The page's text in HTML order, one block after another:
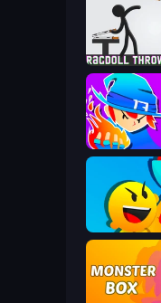
Magic Hands
Riot Escape